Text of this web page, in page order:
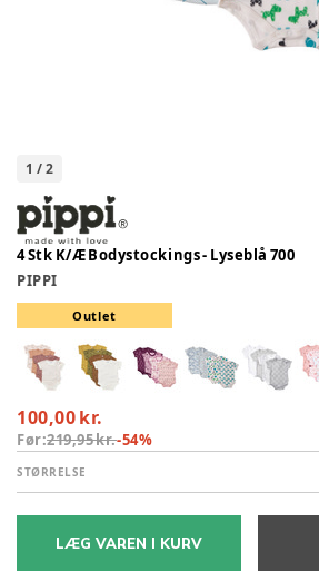
1 /2
4 Stk K/Æ Bodystockings - Lyseblå 700
PIPPI
Outlet
100,00 kr.
Før:219,95 kr.-54%
STØRRELSE
LÆG VAREN I KURV